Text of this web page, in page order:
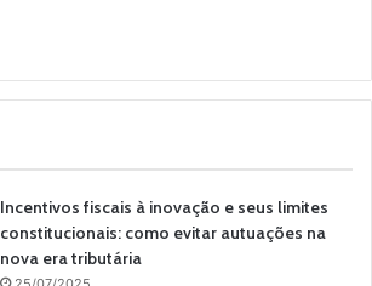
Incentivos fiscais à inovação e seus limites
constitucionais: como evitar autuações na
nova era tributária